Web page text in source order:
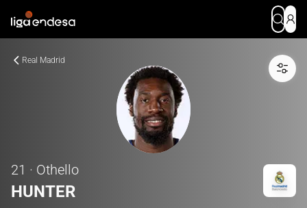
Real Madrid
21 · Othello
HUNTER